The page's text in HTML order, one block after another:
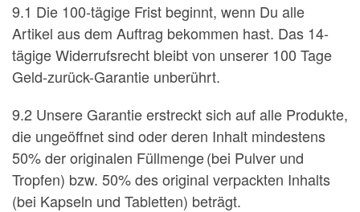
9.1 Die 100-tägige Frist beginnt, wenn Du alle
Artikel aus dem Auftrag bekommen hast. Das 14-
tägige Widerrufsrecht bleibt von unserer 100 Tage
Geld-zurück-Garantie unberührt.
9.2 Unsere Garantie erstreckt sich auf alle Produkte,
die ungeöffnet sind oder deren Inhalt mindestens
50% der originalen Füllmenge (bei Pulver und
Tropfen) bzw. 50% des original verpackten Inhalts
(bei Kapseln und Tabletten) beträgt.